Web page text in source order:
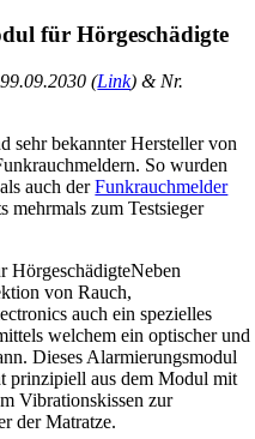
für Hörgeschädigte
(Link) & Nr.
sehr bekannter Hersteller von
So wurden
als auch derFunkrauchmelder
mehrmals zum Testsieger
Neben
von Rauch,
auch ein spezielles
welchem ein optischer und
Dieses Alarmierungsmodul
prinzipiell aus dem Modul mit
Vibrationskissen zur
der Matratze.